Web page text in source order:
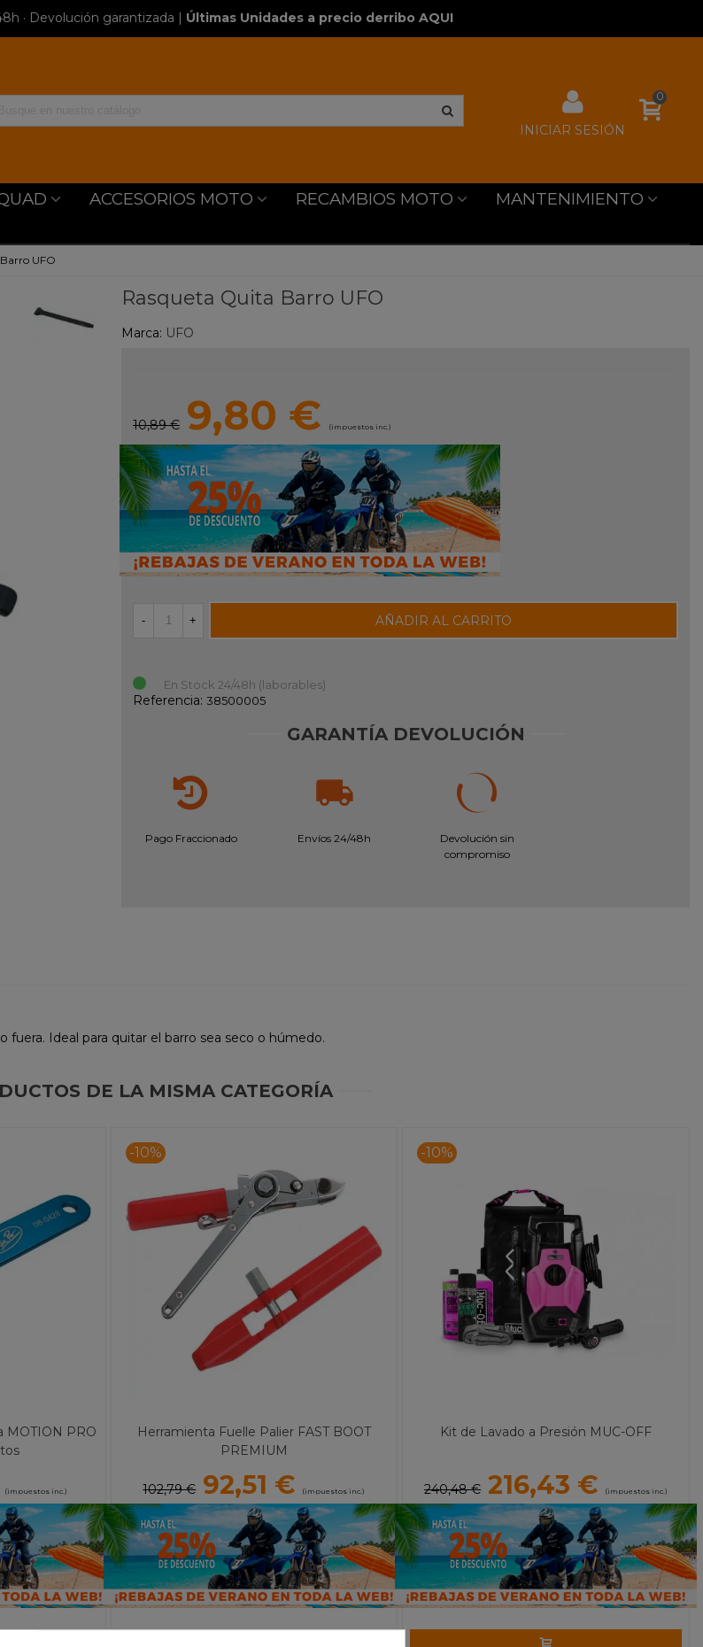
· Devolución garantizada | Últimas Unidades a precio derribo AQUI
INICIAR SESIÓN
0
ACCESORIOS MOTO RECAMBIOS MOTO
MANTENIMIENTO
UFO
Rasqueta Quita Barro UFO
Marca: UFO
10,89 € 9,80 € (impuestos inc.)
- + AÑADIR AL CARRITO
En Stock 24/48h (laborables)
Referencia: 38500005
GARANTÍA DEVOLUCIÓN
Pago Fraccionado Envíos 24/48h
Devolución sin
compromiso
Ideal para quitar el barro sea seco o húmedo.
DE LA MISMA CATEGORÍA
MOTION PRO
(impuestos inc.)
-10%
Herramienta Fuelle Palier FAST BOOT
PREMIUM
102,79 € 92,51 € (impuestos inc.)
-10%
Kit de Lavado a Presión MUC-OFF
240,48 € 216,43 € (impuestos inc.)